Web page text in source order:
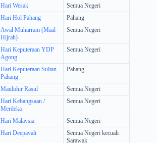
Hari Wesak
Semua Negeri
Hari Hol Pahang
Pahang
Awal Muharram (Maal
Hijrah)
Semua Negeri
Hari Keputeraan YDP
Agong
Semua Negeri
Hari Keputeraan Sultan
Pahang
Pahang
Maulidur Rasul
Semua Negeri
Hari Kebangsaan /
Merdeka
Semua Negeri
Hari Malaysia
Semua Negeri
Hari Deepavali
Semua Negeri kecuali
Sarawak